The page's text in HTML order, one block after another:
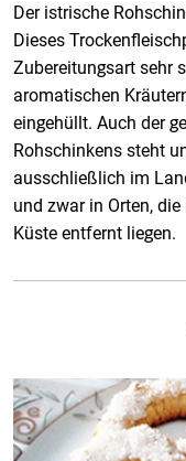
Der istrische
Dieses
Zubereitungsart sehr
aromatischen
eingehüllt. Auch der
Rohschinkens steht
ausschließlich im
und zwar in Orten,
Küste entfernt liegen.